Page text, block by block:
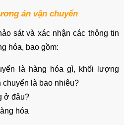
án vận chuyển
sát và xác nhận các thông tin
hóa, bao gồm:
là hàng hóa gì, khối lượng
là bao nhiêu?
ở đâu?
hóa